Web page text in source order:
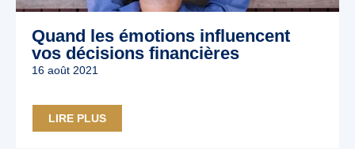
Quand les émotions influencent
vos décisions financières
16 août 2021
LIRE PLUS